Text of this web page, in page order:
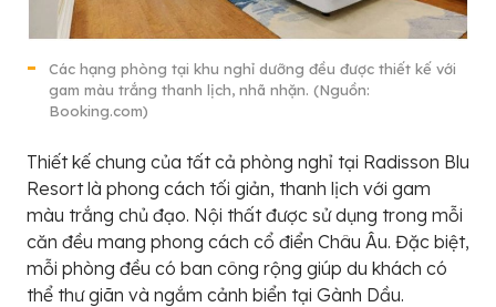
Các hạng phòng tại khu nghỉ dưỡng đều được thiết kế với
gam màu trắng thanh lịch, nhã nhặn. (Nguồn:
Booking.com)
Thiết kế chung của tất cả phòng nghỉ tại Radisson Blu
Resort là phong cách tối giản, thanh lịch với gam
màu trắng chủ đạo. Nội thất được sử dụng trong mỗi
căn đều mang phong cách cổ điển Châu Âu. Đặc biệt,
mỗi phòng đều có ban công rộng giúp du khách có
thể thư giãn và ngắm cảnh biển tại Gành Dầu.